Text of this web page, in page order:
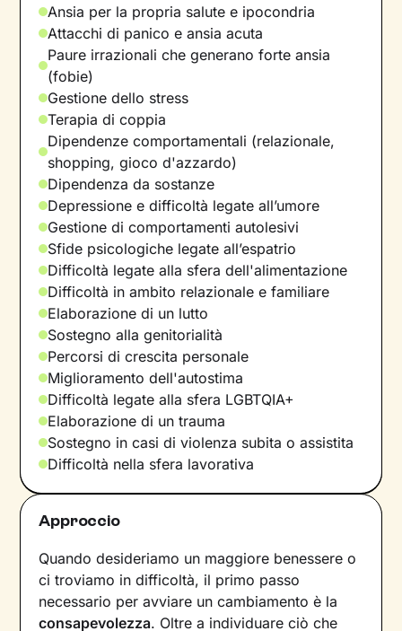
Ansia per la propria salute e ipocondria
Attacchi di panico e ansia acuta
Paure irrazionali che generano forte ansia
(fobie)
Gestione dello stress
Terapia di coppia
Dipendenze comportamentali (relazionale,
shopping, gioco d'azzardo)
Dipendenza da sostanze
Depressione e difficoltà legate all’umore
Gestione di comportamenti autolesivi
Sfide psicologiche legate all’espatrio
Difficoltà legate alla sfera dell'alimentazione
Difficoltà in ambito relazionale e familiare
Elaborazione di un lutto
Sostegno alla genitorialità
Percorsi di crescita personale
Miglioramento dell'autostima
Difficoltà legate alla sfera LGBTQIA+
Elaborazione di un trauma
Sostegno in casi di violenza subita o assistita
Difficoltà nella sfera lavorativa
Approccio
Quando desideriamo un maggiore benessere o
ci troviamo in difficoltà, il primo passo
necessario per avviare un cambiamento è la
consapevolezza. Oltre a individuare ciò che